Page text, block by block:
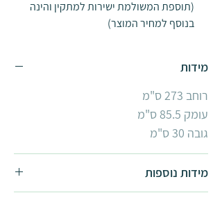
(תוספת המשולמת ישירות למתקין והינה
בנוסף למחיר המוצר)
מידות
רוחב 273 ס"מ
עומק 85.5 ס"מ
גובה 30 ס"מ
מידות נוספות